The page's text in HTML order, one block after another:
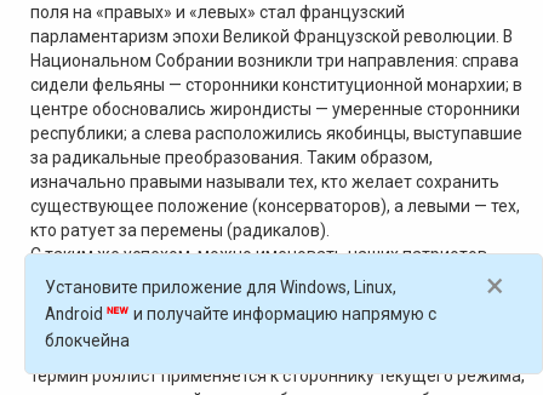
поля на «правых» и «левых» стал французский
парламентаризм эпохи Великой Французской революции. В
Национальном Собрании возникли три направления: справа
сидели фельяны — сторонники конституционной монархии; в
центре обосновались жирондисты — умеренные сторонники
республики; а слева расположились якобинцы, выступавшие
за радикальные преобразования. Таким образом,
изначально правыми называли тех, кто желает сохранить
существующее положение (консерваторов), а левыми — тех,
кто ратует за перемены (радикалов).
С таким же успехом, можно именовать наших патриотов
роялистами.
Роялисты — это сторонники монархической формы
правления, монархисты. При этом, роялисты поддерживают
конкретного монарха. В нашем случае Путина, т.к. чаще всего
термин роялист применяется к стороннику текущего режима,
×
Установите приложение для Windows, Linux,
Android
и получайте информацию напрямую с
блокчейна